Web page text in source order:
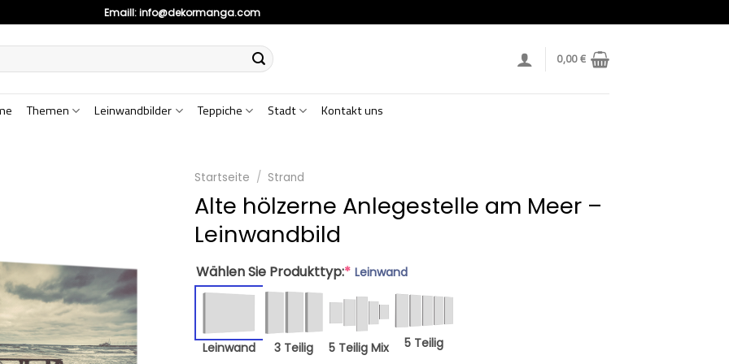
Emaill:info@dekormanga.com
0,00€
Themen Leinwandbilder Teppiche Stadt Kontakt uns
Startseite / Strand
Alte hölzerne Anlegestelle am Meer –
Leinwandbild
Wählen Sie Produkttyp:* Leinwand
Leinwand 3 Teilig 5 Teilig Mix 5 Teilig